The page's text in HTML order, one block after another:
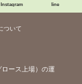
Instagram line
ついて
ース上場）の運